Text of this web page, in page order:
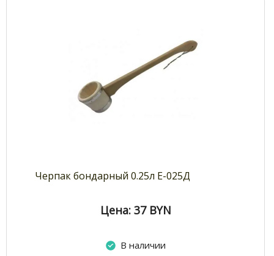
Черпак бондарный 0.25л Е-025Д
Цена: 37 BYN
В наличии